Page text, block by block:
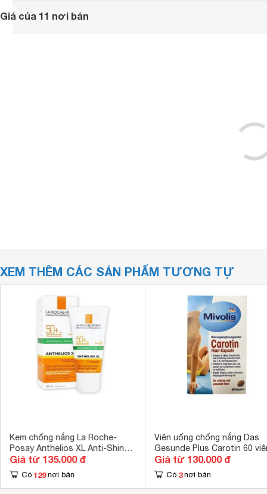
Giá của 11 nơi bán
XEM THÊM CÁC SẢN PHẨM TƯƠNG TỰ
Kem chống nắng La Roche-
Posay Anthelios XL Anti-Shine
Dry Touch Gel-Cream SPF50+
Giá từ 135.000 đ
Có 129 nơi bán
Viên uống chống nắng Das
Gesunde Plus Carotin 60
Giá từ 130.000 đ
Có 3 nơi bán